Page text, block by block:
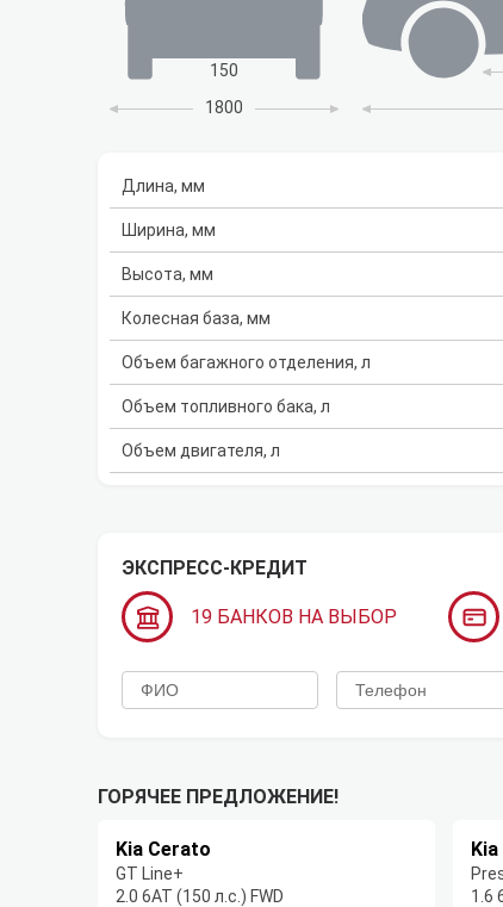
150
1800
Длина, мм
Ширина, мм
Высота, мм
Колесная база, мм
Объем багажного отделения, л
Объем топливного бака, л
Объем двигателя, л
ЭКСПРЕСС-КРЕДИТ
19 БАНКОВ НА ВЫБОР
ГОРЯЧЕЕ ПРЕДЛОЖЕНИЕ!
Kia Cerato
GT Line+
2.0 6AT (150 л.с.) FWD
1.6